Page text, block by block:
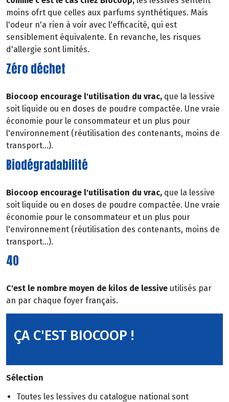
moins ofrt que celles aux parfums synthétiques. Mais
l'odeur n'a rien à voir avec l'efficacité, qui est
sensiblement équivalente. En revanche, les risques
d'allergie sont limités.
Zéro déchet
Biocoop encourage l'utilisation du vrac, que la lessive
soit liquide ou en doses de poudre compactée. Une vraie
économie pour le consommateur et un plus pour
l'environnement (réutilisation des contenants, moins de
transport...).
Biodégradabilité
Biocoop encourage l'utilisation du vrac, que la lessive
soit liquide ou en doses de poudre compactée. Une vraie
économie pour le consommateur et un plus pour
l'environnement (réutilisation des contenants, moins de
transport...).
40
C'est le nombre moyen de kilos de lessive utilisés par
an par chaque foyer français.
ÇA C'EST BIOCOOP !
Sélection
Toutes les lessives du catalogue national sont